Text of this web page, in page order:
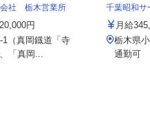
会社 栃木営業所
円
（真岡鐡道「寺
「真岡...
千葉昭和サ
月給
栃木県
通勤可